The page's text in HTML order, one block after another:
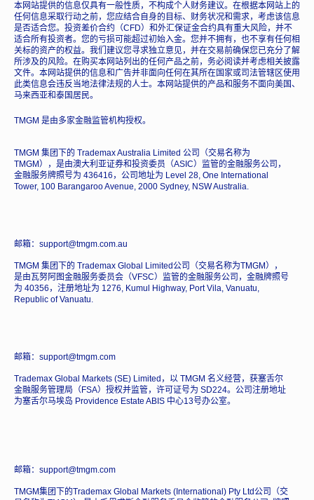
本网站提供的信息仅具有一般性质，不构成个人财务建议。在根据本网站上的
任何信息采取行动之前，您应结合自身的目标、财务状况和需求，考虑该信息
是否适合您。投资差价合约（CFD）和外汇保证金合约具有重大风险，并不
适合所有投资者。您的亏损可能超过初始入金。您并不拥有，也不享有任何相
关标的资产的权益。我们建议您寻求独立意见，并在交易前确保您已充分了解
所涉及的风险。在购买本网站列出的任何产品之前，务必阅读并考虑相关披露
文件。本网站提供的信息和广告并非面向任何在其所在国家或司法管辖区使用
此类信息会违反当地法律法规的人士。本网站提供的产品和服务不面向美国、
马来西亚和泰国居民。
TMGM 是由多家金融监管机构授权。
TMGM 集团下的 Trademax Australia Limited 公司（交易名称为
TMGM），是由澳大利亚证券和投资委员（ASIC）监管的金融服务公司，
金融服务牌照号为 436416，公司地址为 Level 28, One International
Tower, 100 Barangaroo Avenue, 2000 Sydney, NSW Australia.
邮箱：support@tmgm.com.au
TMGM 集团下的 Trademax Global Limited公司（交易名称为TMGM），
是由瓦努阿图金融服务委员会（VFSC）监管的金融服务公司，金融牌照号
为 40356，注册地址为 1276, Kumul Highway, Port Vila, Vanuatu,
Republic of Vanuatu.
邮箱：support@tmgm.com
Trademax Global Markets (SE) Limited，以 TMGM 名义经营，获塞舌尔
金融服务管理局（FSA）授权并监管，许可证号为 SD224。公司注册地址
为塞舌尔马埃岛 Providence Estate ABIS 中心13号办公室。
邮箱：support@tmgm.com
TMGM集团下的Trademax Global Markets (International) Pty Ltd公司（交